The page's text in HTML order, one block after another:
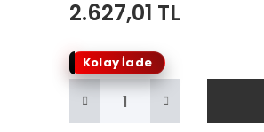
2.627,01 TL
Kolay İade